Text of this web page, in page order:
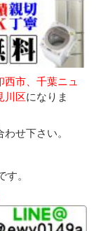
西市、千葉ニュ
川区になりま
せ下さい。
。